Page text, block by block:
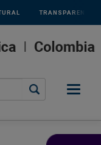
TRANSPARENCIA